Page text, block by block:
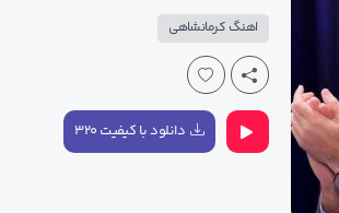
اهنگ کرمانشاهی
دانلود با کیفیت ۳۲۰